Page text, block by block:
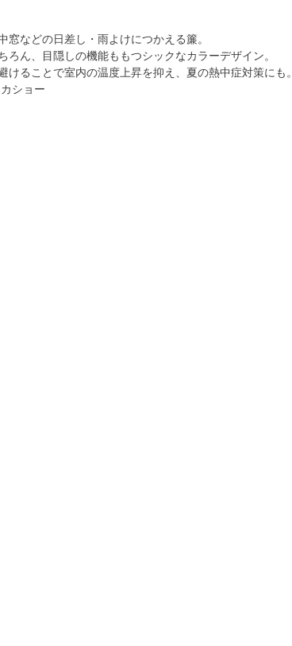
窓などの日差し・雨よけにつかえる簾。
ろん、目隠しの機能ももつシックなカラーデザイン。
けることで室内の温度上昇を抑え、夏の熱中症対策にも。
ショー